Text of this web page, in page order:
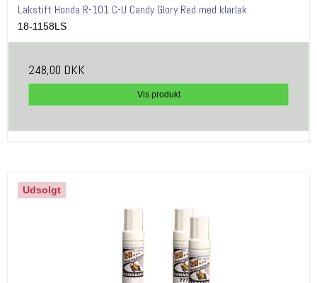
Lakstift Honda R-101 C-U Candy Glory Red med klarlak.
18-1158LS
248,00 DKK
Vis produkt
Udsolgt